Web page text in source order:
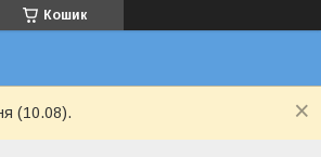
Кошик
(10.08).